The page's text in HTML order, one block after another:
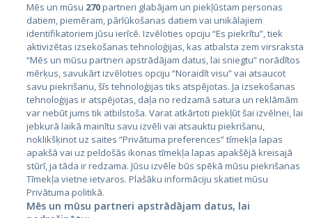
Valstis
Igaunija
Latvija
Lietuva
Mēs un mūsu 270partneri glabājam un piekļūstam personas
datiem, piemēram, pārlūkošanas datiem vai unikālajiem
identifikatoriem jūsu ierīcē. Izvēloties opciju “Es piekrītu”, tiek
aktivizētas izsekošanas tehnoloģijas, kas atbalsta zem virsraksta
“Mēs un mūsu partneri apstrādājam datus, lai sniegtu” norādītos
mērķus, savukārt izvēloties opciju “Noraidīt visu” vai atsaucot
savu piekrišanu, šīs tehnoloģijas tiks atspējotas. Ja izsekošanas
tehnoloģijas ir atspējotas, daļa no redzamā satura un reklāmām
var nebūt jums tik atbilstoša. Varat atkārtoti piekļūt šai izvēlnei, lai
jebkurā laikā mainītu savu izvēli vai atsauktu piekrišanu,
noklikšķinot uz saites “Privātuma preferences” tīmekļa lapas
apakšā vai uz peldošās ikonas tīmekļa lapas apakšējā kreisajā
stūrī, ja tāda ir redzama. Jūsu izvēle būs spēkā mūsu piekrišanas
Tīmekļa vietne ietvaros. Plašāku informāciju skatiet mūsu
Privātuma politikā.
Mēs un mūsu partneri apstrādājam datus, lai